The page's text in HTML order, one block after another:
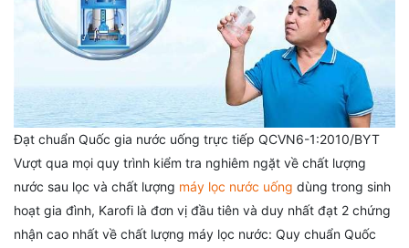
Đạt chuẩn Quốc gia nước uống trực tiếp QCVN6-1:2010/BYT
Vượt qua mọi quy trình kiểm tra nghiêm ngặt về chất lượng
nước sau lọc và chất lượng máy lọc nước uống dùng trong sinh
hoạt gia đình, Karofi là đơn vị đầu tiên và duy nhất đạt 2 chứng
nhận cao nhất về chất lượng máy lọc nước: Quy chuẩn Quốc